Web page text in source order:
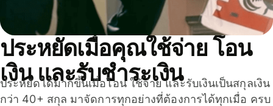
ประหยัดเมื่อคุณใช้จ่าย โอน
เงิน และรับชำระเงิน
ประหยัดได้มากขึ้นเมื่อโอน ใช้จ่าย และรับเงินเป็นสกุลเงิน
กว่า 40+ สกุล มาจัดการทุกอย่างที่ต้องการได้ทุกเมื่อ ครบ